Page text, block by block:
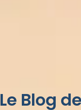
Le Blog